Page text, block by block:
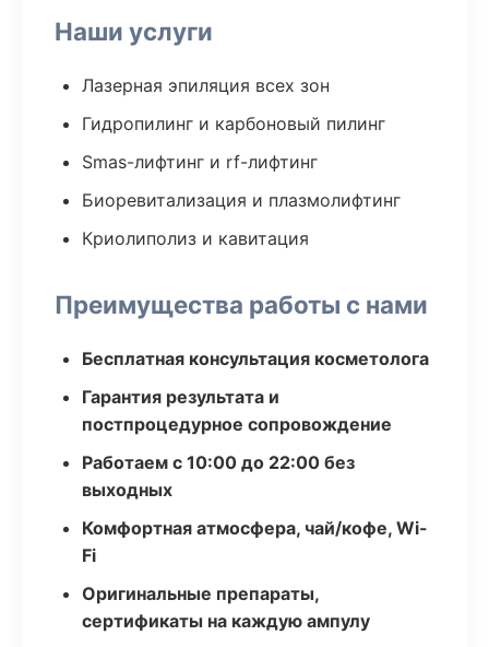
Наши услуги
Лазерная эпиляция всех зон
Гидропилинг и карбоновый пилинг
Smas-лифтинг и rf-лифтинг
Биоревитализация и плазмолифтинг
Криолиполиз и кавитация
Преимущества работы с нами
Бесплатная консультация косметолога
Гарантия результата и
постпроцедурное сопровождение
Работаем с 10:00 до 22:00 без
выходных
Комфортная атмосфера, чай/кофе, Wi-
Fi
Оригинальные препараты,
сертификаты на каждую ампулу